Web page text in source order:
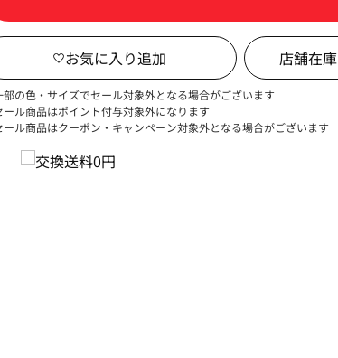
店舗在庫
の色・サイズでセール対象外となる場合がございます
ル商品はポイント付与対象外になります
ル商品はクーポン・キャンペーン対象外となる場合がございます